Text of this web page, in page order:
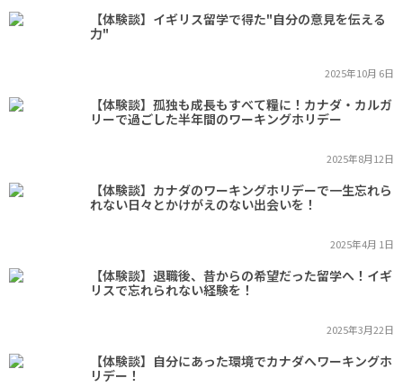
【体験談】イギリス留学で得た"自分の意見を伝える
力"
2025年10月 6日
【体験談】孤独も成長もすべて糧に！カナダ・カルガ
リーで過ごした半年間のワーキングホリデー
2025年8月12日
【体験談】カナダのワーキングホリデーで一生忘れら
れない日々とかけがえのない出会いを！
2025年4月 1日
【体験談】退職後、昔からの希望だった留学へ！イギ
リスで忘れられない経験を！
2025年3月22日
【体験談】自分にあった環境でカナダへワーキングホ
リデー！